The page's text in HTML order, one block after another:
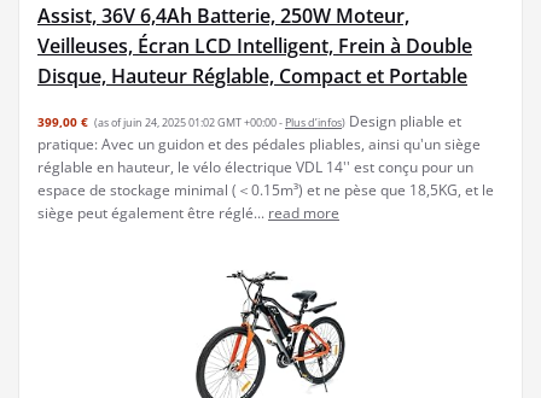
Assist, 36V 6,4Ah Batterie, 250W Moteur,
Veilleuses, Écran LCD Intelligent, Frein à Double
Disque, Hauteur Réglable, Compact et Portable
399,00 € (as of juin 24, 2025 01:02 GMT +00:00 - Plus d’infos) Design pliable et
pratique: Avec un guidon et des pédales pliables, ainsi qu'un siège
réglable en hauteur, le vélo électrique VDL 14'' est conçu pour un
espace de stockage minimal (＜0.15m³) et ne pèse que 18,5KG, et le
siège peut également être réglé... read more